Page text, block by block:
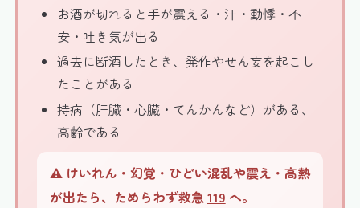
お酒が切れると手が震える・汗・動悸・不
安・吐き気が出る
過去に断酒したとき、発作やせん妄を起こし
たことがある
持病（肝臓・心臓・てんかんなど）がある、
高齢である
⚠️ けいれん・幻覚・ひどい混乱や震え・高熱
が出たら、ためらわず救急119 へ。